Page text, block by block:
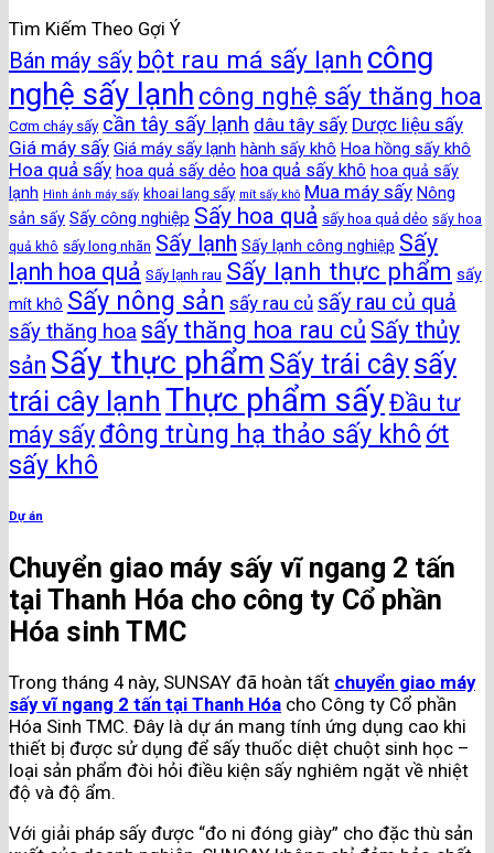
Tìm Kiếm Theo Gợi Ý
Bán máy sấy bột rau má sấy lạnh công
nghệ sấy lạnh công nghệ sấy thăng hoa
Cơm cháy sấy cần tây sấy lạnh dâu tây sấy Dược liệu sấy
Giá máy sấy Giá máy sấy lạnh hành sấy khô Hoa hồng sấy khô
Hoa quả sấy hoa quả sấy dẻo hoa quả sấy khô hoa quả sấy
lạnh Hình ảnh máy sấy khoai lang sấy mít sấy khô Mua máy sấy Nông
sản sấy Sấy công nghiệp Sấy hoa quả sấy hoa quả dẻo sấy hoa
quả khô sấy long nhãn Sấy lạnh Sấy lạnh công nghiệp Sấy
lạnh hoa quả Sấy lạnh rau Sấy lạnh thực phẩm sấy
mít khô Sấy nông sản sấy rau củ sấy rau củ quả
sấy thăng hoa sấy thăng hoa rau củ Sấy thủy
sản Sấy thực phẩm Sấy trái câysấy
trái cây lạnh Thực phẩm sấyĐầu tư
máy sấy đông trùng hạ thảo sấy khôớt
sấy khô
Dự án
Chuyển giao máy sấy vĩ ngang 2 tấn
tại Thanh Hóa cho công ty Cổ phần
Hóa sinh TMC
Trong tháng 4 này, SUNSAY đã hoàn tất chuyển giao máy
sấy vĩ ngang 2 tấn tại Thanh Hóa cho Công ty Cổ phần
Hóa Sinh TMC. Đây là dự án mang tính ứng dụng cao khi
thiết bị được sử dụng để sấy thuốc diệt chuột sinh học –
loại sản phẩm đòi hỏi điều kiện sấy nghiêm ngặt về nhiệt
độ và độ ẩm.
Với giải pháp sấy được “đo ni đóng giày” cho đặc thù sản